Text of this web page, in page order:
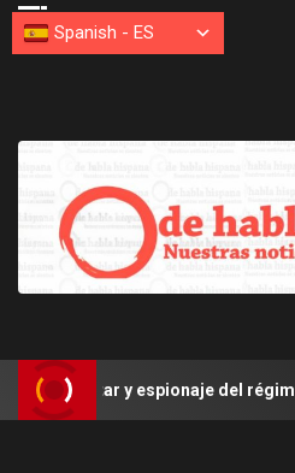
y espionaje del régimen cubano
Spanish - ES